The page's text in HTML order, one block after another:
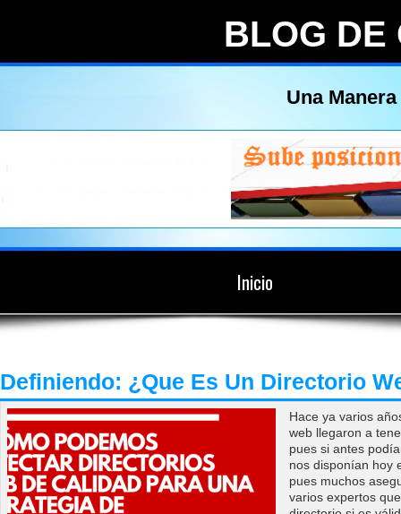
BLOG DE
Una
Inicio
Definiendo: ¿Que Es Un Directorio
Hace ya varios
web llegaron a
pues si antes
nos disponían hoy
pues muchos
varios expertos